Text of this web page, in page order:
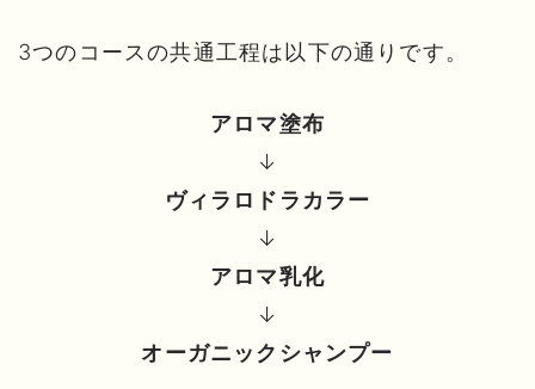
3つのコースの共通工程は以下の通りです。
アロマ塗布
↓
ヴィラロドラカラー
↓
アロマ乳化
↓
オーガニックシャンプー